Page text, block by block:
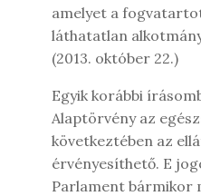
amelyet a
láthatatlan
(2013. október 22.)
Egyik korábbi
Alaptörvény az
következtében az
érvényesíthető. E
Parlament bármikor